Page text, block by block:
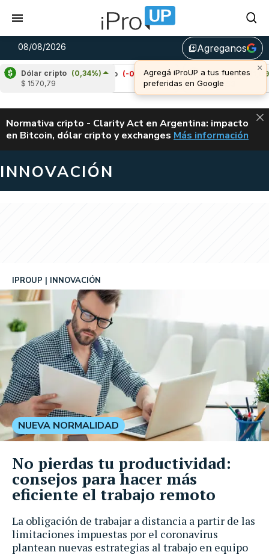
08/08/2026 library_addAgreganos
Dólar cripto (0,34%)
$ 1570,79
Cardano (-0,55%)
Avalanche (1,09%)
u$s 6,53
ALERTA
Normativa cripto - Clarity Act en Argentina: impacto
en Bitcoin, dólar cripto y exchanges CLARITY ACT EN
Más información
INNOVACIÓN
La obligación de trabajar a distancia a partir de las
limitaciones impuestas por el coronavirus
plantean nuevas estrategias al trabajo en equipo
IPROUP INNOVACIÓN
NUEVA NORMALIDAD
No pierdas tu productividad:
consejos para hacer más
eficiente el trabajo remoto